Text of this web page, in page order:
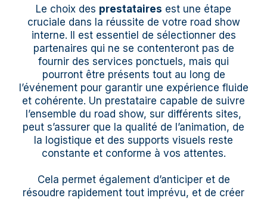
Le choix des prestataires est une étape
cruciale dans la réussite de votre road show
interne. Il est essentiel de sélectionner des
partenaires qui ne se contenteront pas de
fournir des services ponctuels, mais qui
pourront être présents tout au long de
l’événement pour garantir une expérience fluide
et cohérente. Un prestataire capable de suivre
l’ensemble du road show, sur différents sites,
peut s’assurer que la qualité de l’animation, de
la logistique et des supports visuels reste
constante et conforme à vos attentes.
Cela permet également d’anticiper et de
résoudre rapidement tout imprévu, et de créer